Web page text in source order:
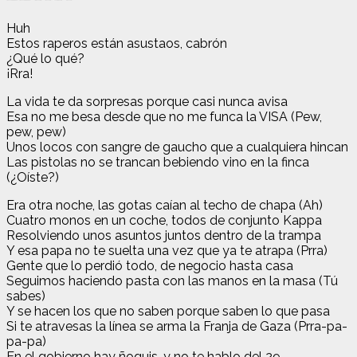
Huh
Estos raperos están asustaos, cabrón
¿Qué lo qué?
¡Rra!
La vida te da sorpresas porque casi nunca avisa
Esa no me besa desde que no me funca la VISA (Pew,
pew, pew)
Unos locos con sangre de gaucho que a cualquiera hincan
Las pistolas no se trancan bebiendo vino en la finca
(¿Oíste?)
Era otra noche, las gotas caían al techo de chapa (Ah)
Cuatro monos en un coche, todos de conjunto Kappa
Resolviendo unos asuntos juntos dentro de la trampa
Y esa papa no te suelta una vez que ya te atrapa (Prra)
Gente que lo perdió todo, de negocio hasta casa
Seguimos haciendo pasta con las manos en la masa (Tú
sabes)
Y se hacen los que no saben porque saben lo que pasa
Si te atravesas la línea se arma la Franja de Gaza (Prra-pa-
pa-pa)